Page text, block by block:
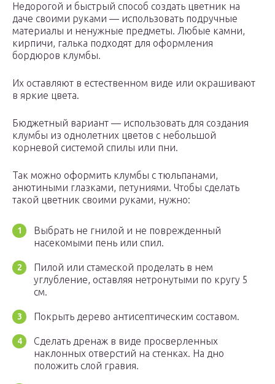
Недорогой и быстрый способ создать цветник на
даче своими руками — использовать подручные
материалы и ненужные предметы. Любые камни,
кирпичи, галька подходят для оформления
бордюров клумбы.
Их оставляют в естественном виде или окрашивают
в яркие цвета.
Бюджетный вариант — использовать для создания
клумбы из однолетних цветов с небольшой
корневой системой спилы или пни.
Так можно оформить клумбы с тюльпанами,
анютиными глазками, петуниями. Чтобы сделать
такой цветник своими руками, нужно:
Выбрать не гнилой и не поврежденный
насекомыми пень или спил.
Пилой или стамеской проделать в нем
углубление, оставляя нетронутыми по кругу 5
см.
Покрыть дерево антисептическим составом.
Сделать дренаж в виде просверленных
наклонных отверстий на стенках. На дно
положить слой гравия.